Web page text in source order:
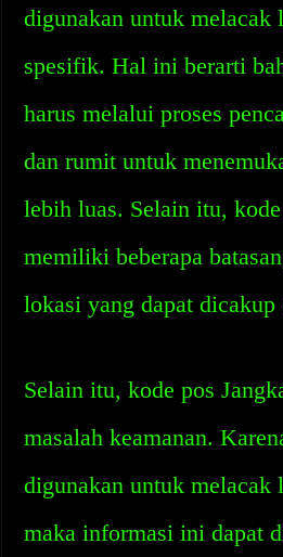
digunakan untuk melacak
spesifik. Hal ini berarti
harus melalui proses
dan rumit untuk
lebih luas. Selain itu,
memiliki beberapa
lokasi yang dapat
Selain itu, kode pos
masalah keamanan.
digunakan untuk melacak
maka informasi ini dapat